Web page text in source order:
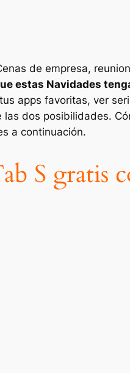
de empresa,
estas Navidades
apps favoritas, ver
dos posibilidades.
a continuación.
S gratis